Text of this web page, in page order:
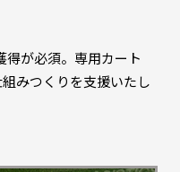
得が必須。専用カート
みつくりを支援いたし